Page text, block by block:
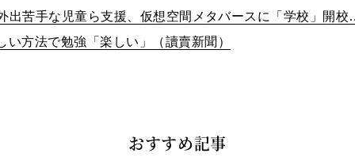
出苦手な児童ら支援、仮想空間メタバースに「学校」開校
い方法で勉強「楽しい」（讀賣新聞）
おすすめ記事